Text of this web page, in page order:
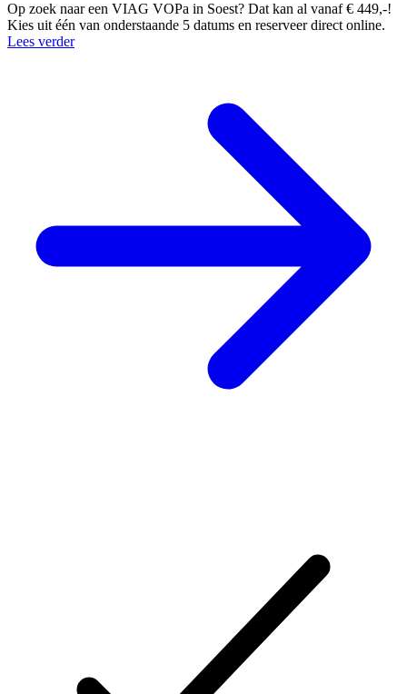
Op zoek naar een VIAG VOPa in Soest? Dat kan al vanaf € 449,-!
Kies uit één van onderstaande 5 datums en reserveer direct online.
Lees verder